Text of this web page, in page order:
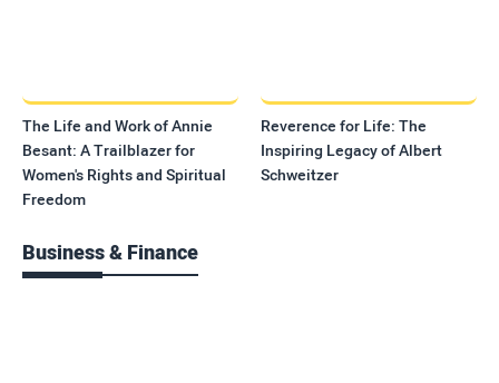
The Life and Work of Annie
Besant: A Trailblazer for
Women's Rights and Spiritual
Freedom
Reverence for Life: The
Inspiring Legacy of Albert
Schweitzer
Business & Finance